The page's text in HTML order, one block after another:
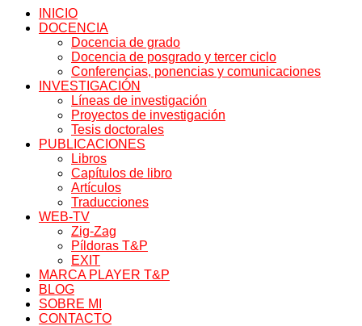
INICIO
DOCENCIA
Docencia de grado
Docencia de posgrado y tercer ciclo
Conferencias, ponencias y comunicaciones
INVESTIGACIÓN
Líneas de investigación
Proyectos de investigación
Tesis doctorales
PUBLICACIONES
Libros
Capítulos de libro
Artículos
Traducciones
WEB-TV
Zig-Zag
Píldoras T&P
EXIT
MARCA PLAYER T&P
BLOG
SOBRE MI
CONTACTO